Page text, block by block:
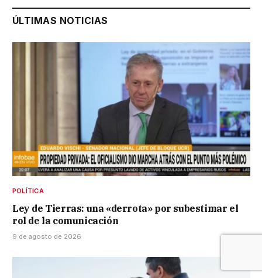
ÚLTIMAS NOTICIAS
POLÍTICA
Ley de Tierras: una «derrota» por subestimar el
rol de la comunicación
9 de agosto de 2026